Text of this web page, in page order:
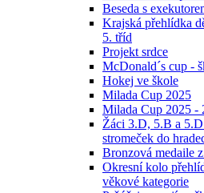
Beseda s
Krajská přehlídka
5. tříd
Projekt srdce
McDonald´s cup -
Hokej ve škole
Milada Cup 2025
Milada Cup 2025 -
Žáci 3.D, 5.B a
stromeček do
Bronzová medaile
Okresní kolo
věkové kategorie